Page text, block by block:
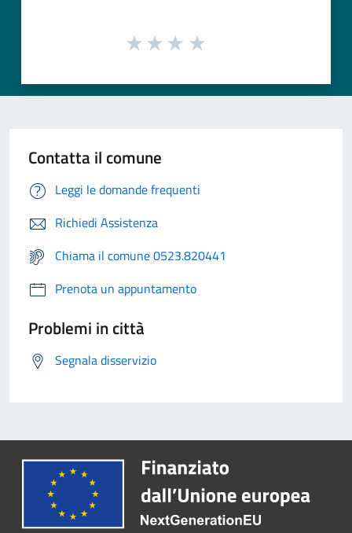
Contatta il comune
Leggi le domande frequenti
Richiedi Assistenza
Chiama il comune 0523.820441
Prenota un appuntamento
Problemi in città
Segnala disservizio